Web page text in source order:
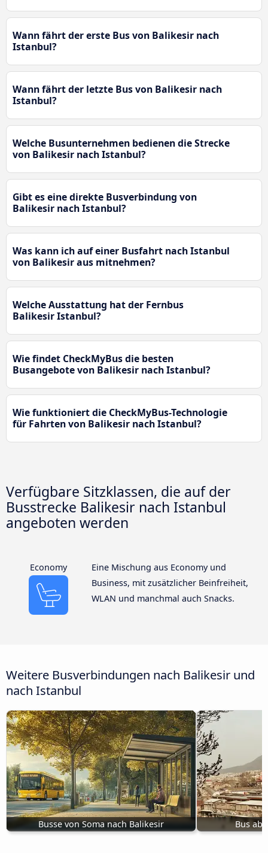
Wann fährt der erste Bus von Balikesir nach
Istanbul?
Wann fährt der letzte Bus von Balikesir nach
Istanbul?
Welche Busunternehmen bedienen die Strecke
von Balikesir nach Istanbul?
Gibt es eine direkte Busverbindung von
Balikesir nach Istanbul?
Was kann ich auf einer Busfahrt nach Istanbul
von Balikesir aus mitnehmen?
Welche Ausstattung hat der Fernbus
Balikesir Istanbul?
Wie findet CheckMyBus die besten
Busangebote von Balikesir nach Istanbul?
Wie funktioniert die CheckMyBus-Technologie
für Fahrten von Balikesir nach Istanbul?
Verfügbare Sitzklassen, die auf der
Busstrecke Balikesir nach Istanbul
angeboten werden
Economy
Eine Mischung aus Economy und
Business, mit zusätzlicher Beinfreiheit,
WLAN und manchmal auch Snacks.
Weitere Busverbindungen nach Balikesir und
nach Istanbul
Busse von Soma nach Balikesir Bus ab